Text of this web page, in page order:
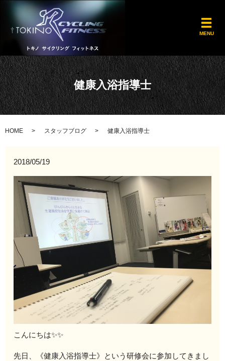
MENU
健康入浴指導士
HOME スタッフブログ 健康入浴指導士
2018/05/19
こんにちは✨✨
先日、《健康入浴指導士》という研修会に参加してきまし